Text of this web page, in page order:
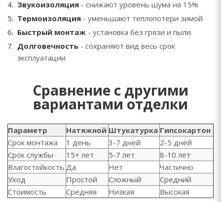
Звукоизоляция - снижают уровень шума на 15%
Термоизоляция - уменьшают теплопотери зимой
Быстрый монтаж - установка без грязи и пыли
Долговечность - сохраняют вид весь срок
эксплуатации
Сравнение с другими
вариантами отделки
Параметр Натяжной Штукатурка Гипсокартон
Срок монтажа
1 день 3-7 дней
2-5 дней
Срок службы
15+ лет 5-7 лет
8-10 лет
Влагостойкость Да Нет
Частично
Уход
Простой Сложный
Средний
Стоимость
Средняя Низкая Высокая